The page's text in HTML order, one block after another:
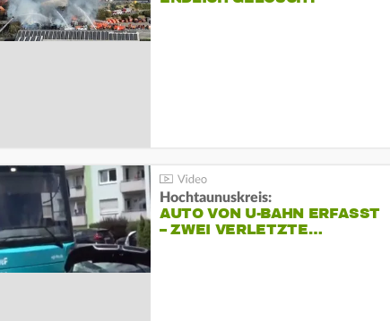
Hochtaunuskreis:
AUTO VON U-BAHN ERFASST
– ZWEI VERLETZTE…